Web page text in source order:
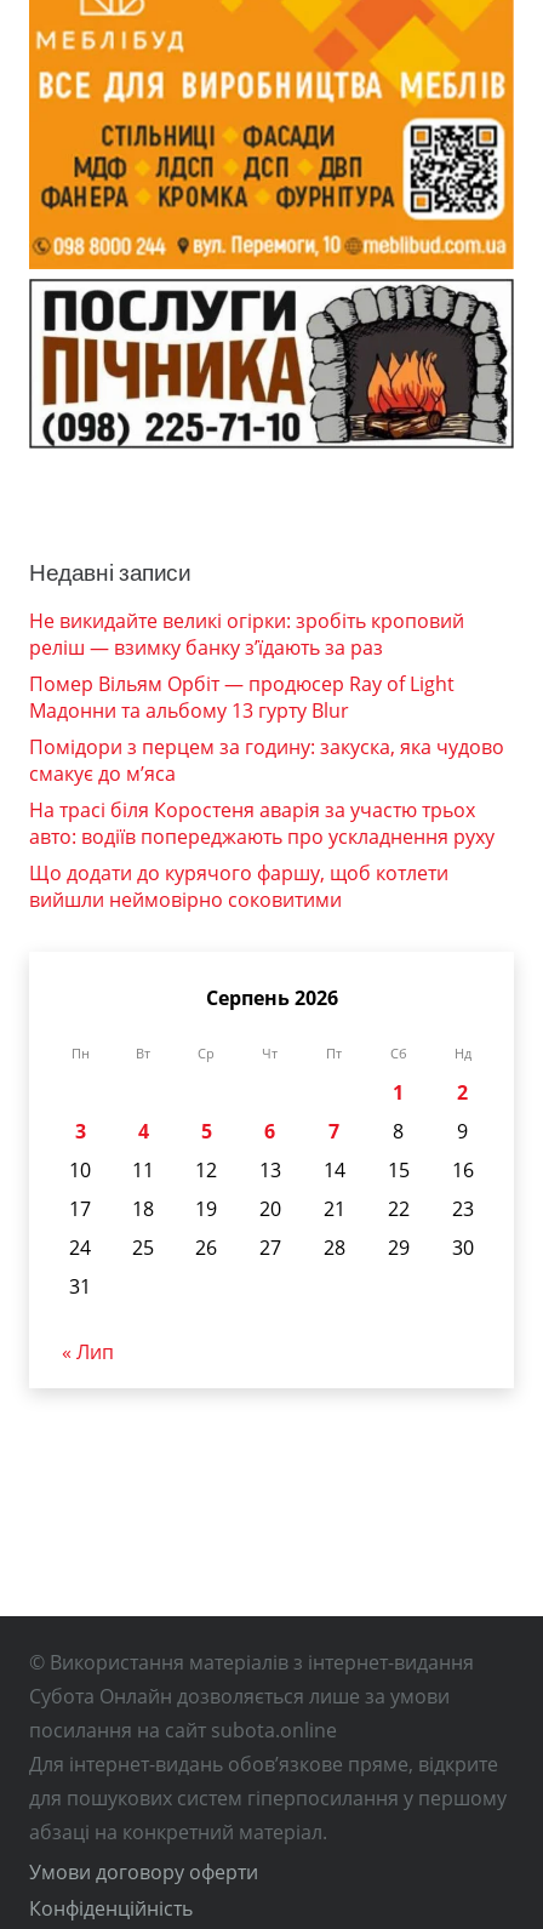
Недавні записи
Не викидайте великі огірки: зробіть кроповий
реліш — взимку банку з’їдають за раз
Помер Вільям Орбіт — продюсер Ray of Light
Мадонни та альбому 13 гурту Blur
Помідори з перцем за годину: закуска, яка чудово
смакує до м’яса
На трасі біля Коростеня аварія за участю трьох
авто: водіїв попереджають про ускладнення руху
Що додати до курячого фаршу, щоб котлети
вийшли неймовірно соковитими
Серпень 2026
Пн Вт Ср Чт Пт Сб Нд
1
2
3
4 5 6 7 8
9
10
11 12 13 14 15
16
17
18 19 20 21 22
23
24
25 26 27 28 29
30
31
« Лип
© Використання матеріалів з інтернет-видання
Субота Онлайн дозволяється лише за умови
посилання на сайт subota.online
Для інтернет-видань обов’язкове пряме, відкрите
для пошукових систем гіперпосилання у першому
абзаці на конкретний матеріал.
Умови договору оферти
Конфіденційність